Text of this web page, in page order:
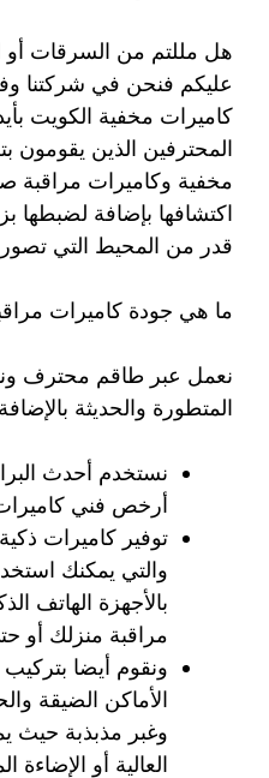
هل مللتم من السرقات أو
عليكم فنحن في شركتنا
كاميرات مخفية الكويت
المحترفين الذين يقومون
مخفية وكاميرات
اكتشافها بإضافة لضبطها
قدر من المحيط التي
ما هي جودة كاميرات
نعمل عبر طاقم محترف
المتطورة والحديثة
نستخدم أحدث
أرخص فني كاميرات
توفير كاميرات
والتي يمكنك
بالأجهزة الهاتف
مراقبة منزلك أو
ونقوم أيضا
الأماكن الضيقة
وغبر مذبذبة حيث
العالية أو الإضاءة